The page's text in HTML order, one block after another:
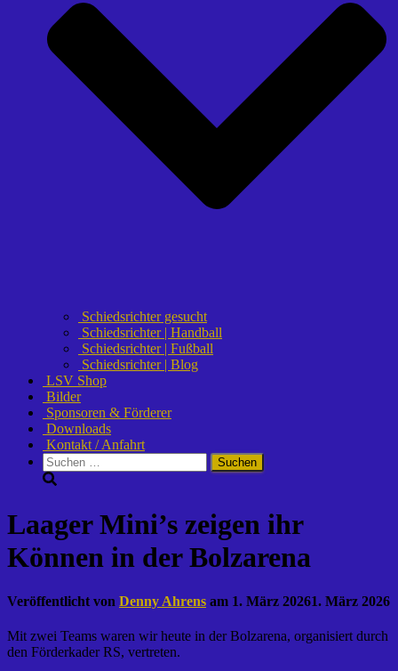
Schiedsrichter gesucht
Schiedsrichter | Handball
Schiedsrichter | Fußball
Schiedsrichter | Blog
LSV Shop
Bilder
Sponsoren & Förderer
Downloads
Kontakt / Anfahrt
Suchen
nach:
Laager Mini’s zeigen ihr
Können in der Bolzarena
Veröffentlicht von Denny Ahrens am 1. März 20261. März 2026
Mit zwei Teams waren wir heute in der Bolzarena, organisiert durch
den Förderkader RS, vertreten.